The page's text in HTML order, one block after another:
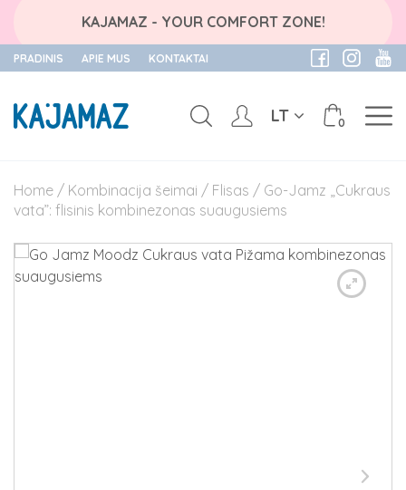
KAJAMAZ - YOUR COMFORT ZONE!
content
PRADINIS APIE MUS KONTAKTAI
0
LT
Home / Kombinacija šeimai / Flisas / Go-Jamz „Cukraus
vata”: flisinis kombinezonas suaugusiems